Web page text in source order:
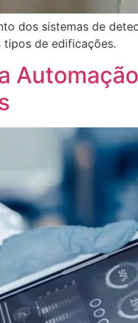
dos sistemas de
de edificações.